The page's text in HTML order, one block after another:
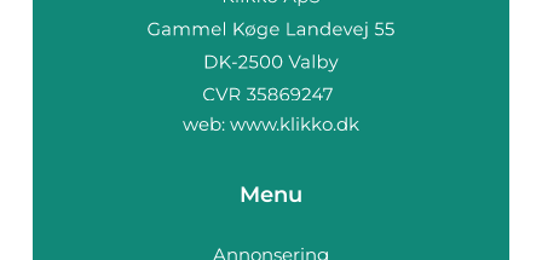
web: www.klikko.dk
Menu
Annonsering